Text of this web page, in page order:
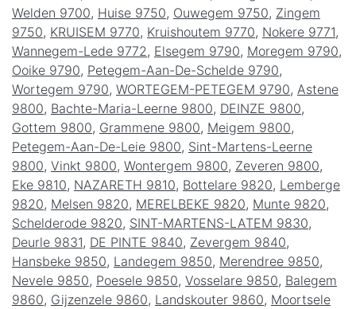
Welden 9700, Huise 9750, Ouwegem 9750, Zingem
9750, KRUISEM 9770, Kruishoutem 9770, Nokere 9771,
Wannegem-Lede 9772 , Elsegem 9790, Moregem 9790,
Ooike 9790, Petegem-Aan-De-Schelde 9790,
Wortegem 9790, WORTEGEM-PETEGEM 9790, Astene
9800, Bachte-Maria-Leerne 9800, DEINZE 9800,
Gottem 9800, Grammene 9800, Meigem 9800,
Petegem-Aan-De-Leie 9800, Sint-Martens-Leerne
9800, Vinkt 9800, Wontergem 9800, Zeveren 9800,
Eke 9810, NAZARETH 9810, Bottelare 9820, Lemberge
9820, Melsen 9820, MERELBEKE 9820, Munte 9820,
Schelderode 9820, SINT-MARTENS-LATEM 9830,
Deurle 9831, DE PINTE 9840, Zevergem 9840,
Hansbeke 9850, Landegem 9850, Merendree 9850,
Nevele 9850, Poesele 9850, Vosselare 9850, Balegem
9860, Gijzenzele 9860, Landskouter 9860, Moortsele